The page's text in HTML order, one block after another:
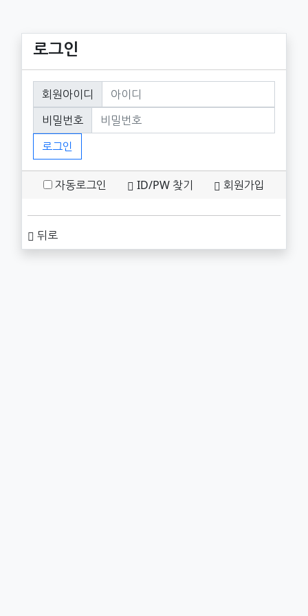
로그인
회원로그인
회원아이디
필수
비밀번호
필수
로그인
자동로그인 ID/PW 찾기 회원가입
뒤로